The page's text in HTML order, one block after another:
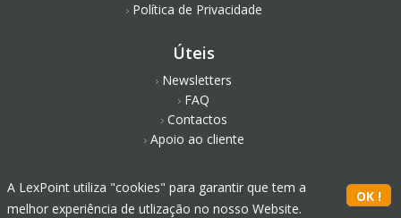
Política de Privacidade
Úteis
Newsletters
FAQ
Contactos
Apoio ao cliente
Redes Sociais
A LexPoint utiliza "cookies" para garantir que tem a
melhor experiência de utlização no nosso Website.